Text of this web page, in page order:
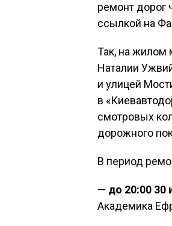
ремонт дорог
ссылкой на
Так, на жилом
Наталии
и улицей
в
смотровых
дорожного
В период
— до 20:00 30
Академика